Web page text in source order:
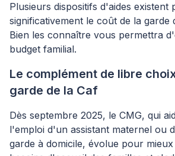
Plusieurs dispositifs d'aides existent
significativement le coût de la garde
Bien les connaître vous permettra
budget familial.
Le complément de libre
garde de la Caf
Dès septembre 2025, le CMG, qui
l'emploi d'un assistant maternel ou
garde à domicile, évolue pour